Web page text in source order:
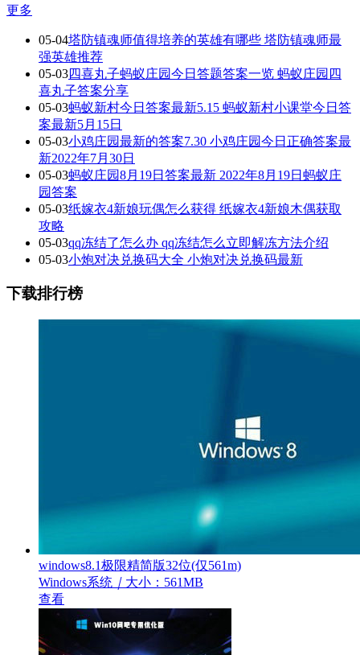
更多
05-04塔防镇魂师值得培养的英雄有哪些 塔防镇魂师最
强英雄推荐
05-03四喜丸子蚂蚁庄园今日答题答案一览 蚂蚁庄园四
喜丸子答案分享
05-03蚂蚁新村今日答案最新5.15 蚂蚁新村小课堂今日答
案最新5月15日
05-03小鸡庄园最新的答案7.30 小鸡庄园今日正确答案最
新2022年7月30日
05-03蚂蚁庄园8月19日答案最新 2022年8月19日蚂蚁庄
园答案
05-03纸嫁衣4新娘玩偶怎么获得 纸嫁衣4新娘木偶获取
攻略
05-03qq冻结了怎么办 qq冻结怎么立即解冻方法介绍
05-03小炮对决兑换码大全 小炮对决兑换码最新
下载排行榜
windows8.1极限精简版32位(仅561m)
Windows系统 ｜ 大小：561MB
查看